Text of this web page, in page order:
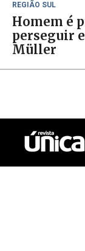
REGIÃO SUL
Homem é
perseguir
Müller